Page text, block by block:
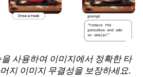
사용하여 이미지에서 정확한 타
지 이미지 무결성을 보장하세요.